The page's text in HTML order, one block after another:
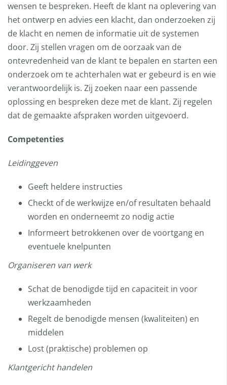
wensen te bespreken. Heeft de klant na oplevering van
het ontwerp en advies een klacht, dan onderzoeken zij
de klacht en nemen de informatie uit de systemen
door. Zij stellen vragen om de oorzaak van de
ontevredenheid van de klant te bepalen en starten een
onderzoek om te achterhalen wat er gebeurd is en wie
verantwoordelijk is. Zij zoeken naar een passende
oplossing en bespreken deze met de klant. Zij regelen
dat de gemaakte afspraken worden uitgevoerd.
Competenties
Leidinggeven
Geeft heldere instructies
Checkt of de werkwijze en/of resultaten behaald
worden en onderneemt zo nodig actie
Informeert betrokkenen over de voortgang en
eventuele knelpunten
Organiseren van werk
Schat de benodigde tijd en capaciteit in voor
werkzaamheden
Regelt de benodigde mensen (kwaliteiten) en
middelen
Lost (praktische) problemen op
Klantgericht handelen